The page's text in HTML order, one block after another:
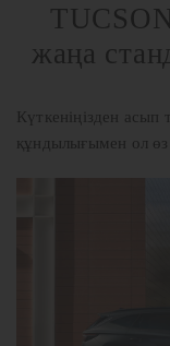
жаңа
Күткеніңізден
құндылығымен ол өз